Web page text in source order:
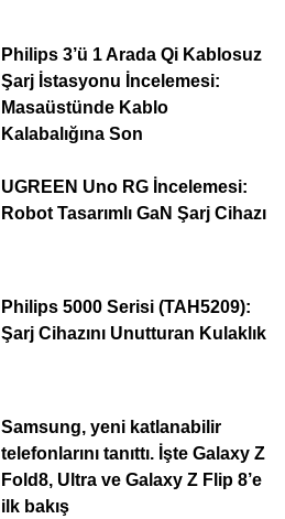
Philips 3’ü 1 Arada Qi Kablosuz
Şarj İstasyonu İncelemesi:
Masaüstünde Kablo
Kalabalığına Son
UGREEN Uno RG İncelemesi:
Robot Tasarımlı GaN Şarj Cihazı
Philips 5000 Serisi (TAH5209):
Şarj Cihazını Unutturan Kulaklık
Samsung, yeni katlanabilir
telefonlarını tanıttı. İşte Galaxy Z
Fold8, Ultra ve Galaxy Z Flip 8’e
ilk bakış